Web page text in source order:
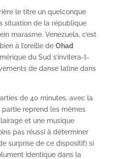
le titre un quelconque
situation de la république
marasme. Venezuela, c’est
à l’oreille de Ohad
du Sud s’invitera-t-
de danse latine dans
de 40 minutes, avec la
reprend les mêmes
et une musique
pas réussi à déterminer
surprise de ce dispositif) si
identique dans la